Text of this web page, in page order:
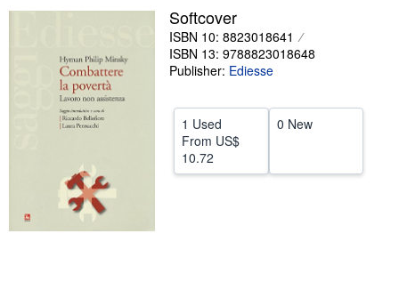
Textbooks
Start Selling
CLOSE
Softcover
ISBN 10: 8823018641
ISBN 13: 9788823018648
Publisher: Ediesse
1 Used
From US$
10.72
0 New